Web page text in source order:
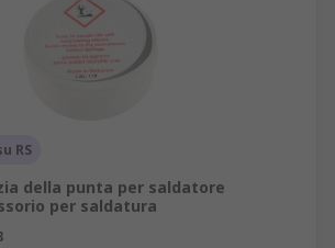
RS
della punta per saldatore
per saldatura